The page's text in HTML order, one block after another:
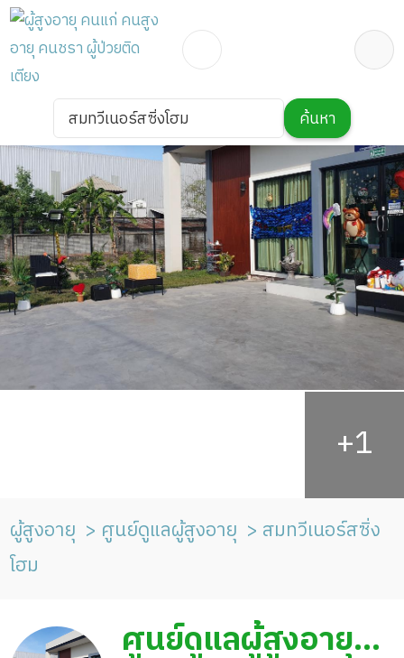
สมทวีเนอร์สซิ่งโฮม ค้นหา
ผู้สูงอายุ ศูนย์ดูแลผู้สูงอายุ
สมทวีเนอร์สซิ่ง
โฮม
ศูนย์ดูแลผู้สูงอายุ